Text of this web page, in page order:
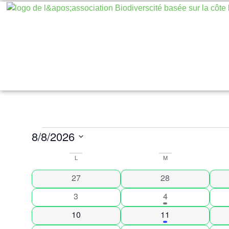
8/8/2026
Calendrier
de
L M
0 évènements
27 0 évènements
28
0 évènements
3 2 évènements
4
0 évènements
10 1 évènement
11